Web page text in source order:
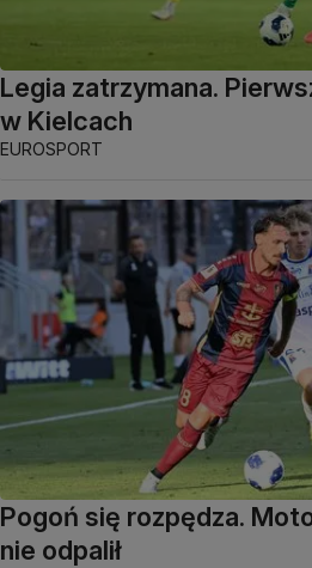
Legia zatrzymana.
w Kielcach
EUROSPORT
Pogoń się rozpędza.
nie odpalił